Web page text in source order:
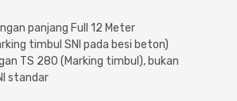
panjang Full 12 Meter
timbul SNI pada besi beton)
TS 280 (Marking timbul), bukan
standar